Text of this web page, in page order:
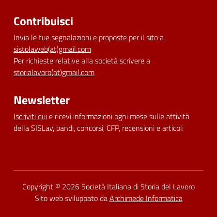
Contribuisci
Invia le tue segnalazioni e proposte per il sito a
sistolaweb(at)gmail.com
Per richieste relative alla società scrivere a
storialavoro(at)gmail.com
Newsletter
Iscriviti quie ricevi informazioni ogni mese sulle attività
della SISLav, bandi, concorsi, CFP, recensioni e articoli
Copyright © 2026Società Italiana di Storia del Lavoro
Sito web sviluppato daArchimede Informatica